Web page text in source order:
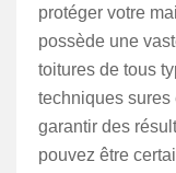
protéger votre
possède une
toitures de tous
techniques sures
garantir des
pouvez être